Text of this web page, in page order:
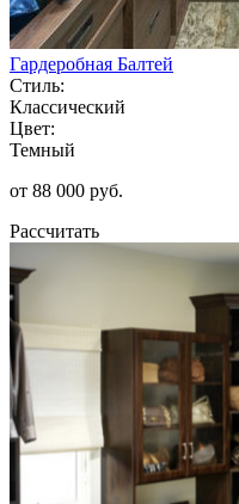
Гардеробная Балтей
Стиль:
Классический
Цвет:
Темный
от 88 000 руб.
Рассчитать